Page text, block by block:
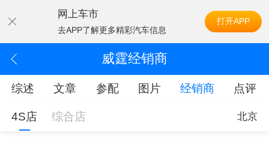
网上车市
去APP了解更多精彩汽车信息
打开APP
威霆经销商
综述 文章 参配 图片 经销商 点评
4S店 综合店 北京